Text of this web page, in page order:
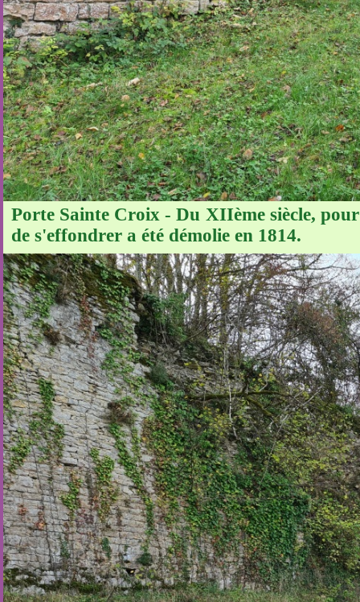
Porte Sainte Croix - Du XIIème siècle,
de s'effondrer a été démolie en 1814.